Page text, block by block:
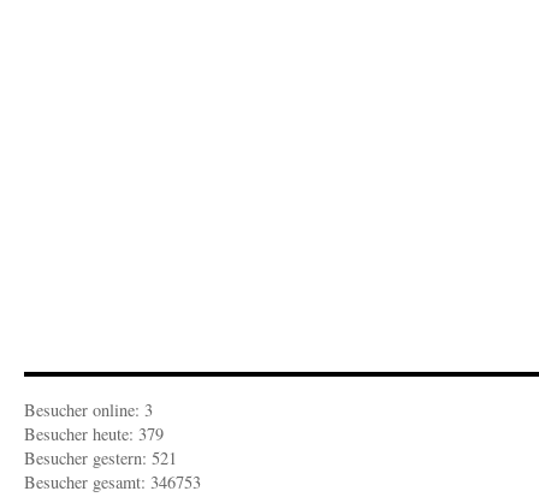
Besucher online: 3
Besucher heute: 379
Besucher gestern: 521
Besucher gesamt: 346753